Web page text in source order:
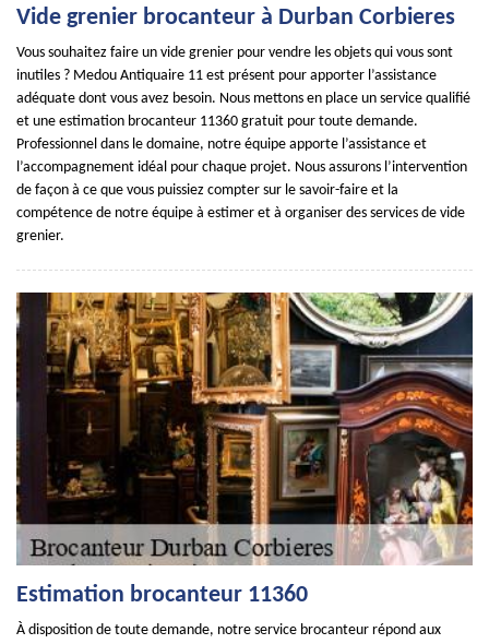
Vide grenier brocanteur à Durban Corbieres
Vous souhaitez faire un vide grenier pour vendre les objets qui vous sont
inutiles ? Medou Antiquaire 11 est présent pour apporter l’assistance
adéquate dont vous avez besoin. Nous mettons en place un service qualifié
et une estimation brocanteur 11360 gratuit pour toute demande.
Professionnel dans le domaine, notre équipe apporte l’assistance et
l’accompagnement idéal pour chaque projet. Nous assurons l’intervention
de façon à ce que vous puissiez compter sur le savoir-faire et la
compétence de notre équipe à estimer et à organiser des services de vide
grenier.
Estimation brocanteur 11360
À disposition de toute demande, notre service brocanteur répond aux